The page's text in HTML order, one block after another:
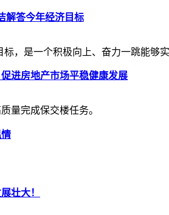
解答今年经济目标
，是一个积极向上、奋力一跳能够实
进房地产市场平稳健康发展
量完成保交楼任务。
壮大！